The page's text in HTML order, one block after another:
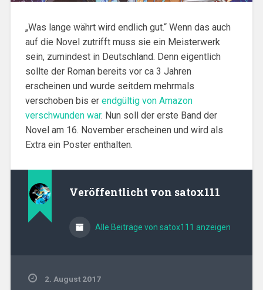
„Was lange währt wird endlich gut.“ Wenn das auch
auf die Novel zutrifft muss sie ein Meisterwerk
sein, zumindest in Deutschland. Denn eigentlich
sollte der Roman bereits vor ca 3 Jahren
erscheinen und wurde seitdem mehrmals
verschoben bis er endgültig von Amazon
verschwunden war. Nun soll der erste Band der
Novel am 16. November erscheinen und wird als
Extra ein Poster enthalten.
Veröffentlicht von satox111
Alle Beiträge von satox111 anzeigen
2. August 2017